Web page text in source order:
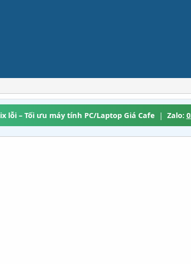
lỗi – Tối ưu máy tính PC/Laptop Giá Cafe | Zalo: